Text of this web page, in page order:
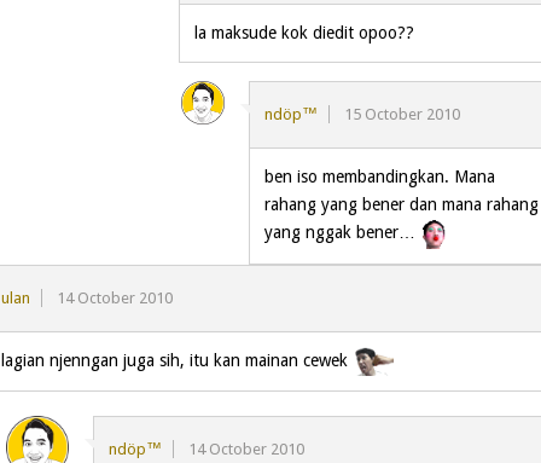
la maksude kok diedit opoo??
ndöp™ 15 October 2010
ben iso membandingkan. Mana
rahang yang bener dan mana rahang
yang nggak bener…
ulan 14 October 2010
lagian njenngan juga sih, itu kan mainan cewek
ndöp™ 14 October 2010